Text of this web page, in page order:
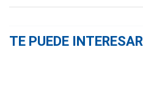
TE PUEDE INTERESAR